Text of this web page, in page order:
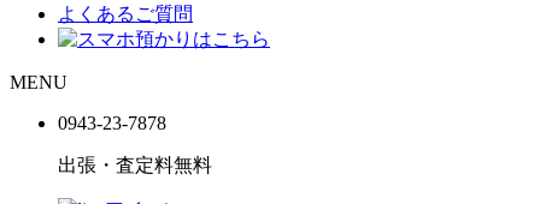
よくあるご質問
MENU
0943-23-7878
出張・査定料無料